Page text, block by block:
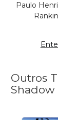
Paulo
Outros
Shadow